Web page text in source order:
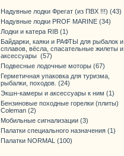
Надувные лодки Фрегат (из ПВХ !!!) (43)
Надувные лодки PROF MARINE (34)
Лодки и катера RIB (1)
Байдарки, каяки и РАФТЫ для рыбалок и
сплавов, вёсла, спасательные жилеты и
аксессуары (57)
Подвесные лодочные моторы (67)
Герметичная упаковка для туризма,
рыбалки, походов. (24)
Экшн-камеры и аксессуары к ним (1)
Бензиновые походные горелки (плиты)
Coleman (2)
Мобильные сигнализации (3)
Палатки специального назначения (1)
Палатки NORMAL (100)